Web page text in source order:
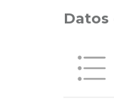
Datos